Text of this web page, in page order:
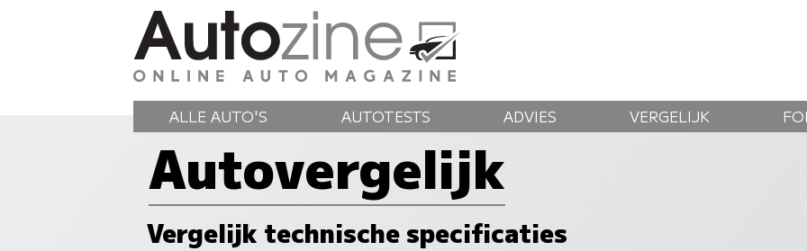
ALLE AUTO'S AUTOTESTS ADVIES VERGELIJK
Autovergelijk
Vergelijk technische specificaties